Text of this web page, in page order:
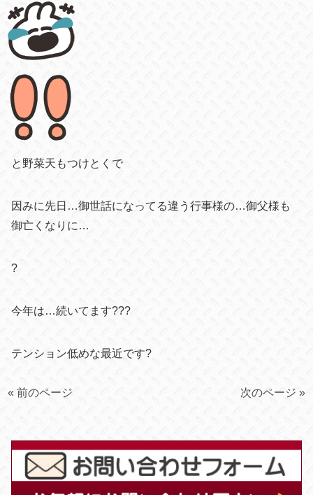
と野菜天もつけとくで
因みに先日…御世話になってる違う行事様の…御父様も
御亡くなりに…
?
今年は…続いてます???
テンション低めな最近です?
« 前のページ 次のページ »